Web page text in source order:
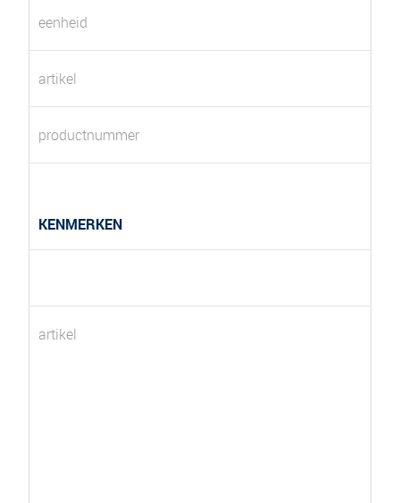
eenheid
artikel
productnummer
KENMERKEN
artikel